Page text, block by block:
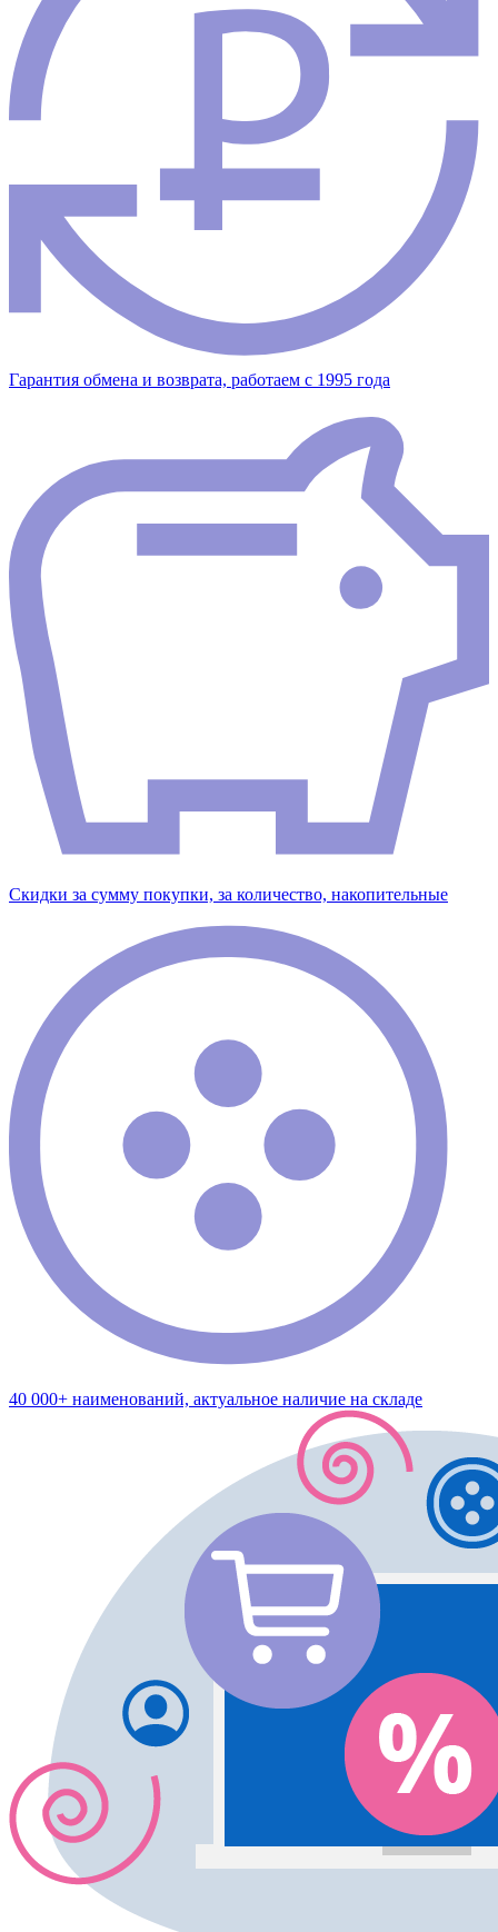
Гарантия обмена и возврата, работаем с 1995 года
Скидки за сумму покупки, за количество, накопительные
40 000+ наименований, актуальное наличие на складе